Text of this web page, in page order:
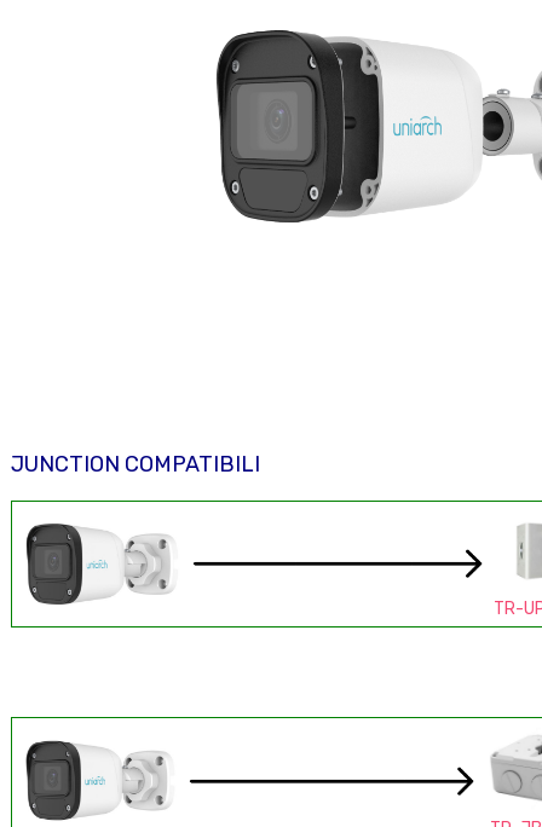
JUNCTION COMPATIBILI
TR-